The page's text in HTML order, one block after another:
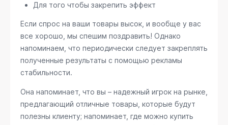
Для того чтобы закрепить эффект
Если спрос на ваши товары высок, и вообще у вас
все хорошо, мы спешим поздравить! Однако
напоминаем, что периодически следует закреплять
полученные результаты с помощью рекламы
стабильности.
Она напоминает, что вы – надежный игрок на рынке,
предлагающий отличные товары, которые будут
полезны клиенту; напоминает, где можно купить